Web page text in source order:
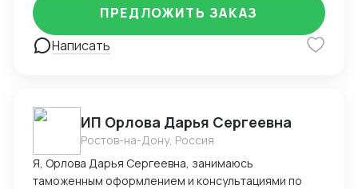
Написать
ПРЕДЛОЖИТЬ ЗАКАЗ
ИП Орлова Дарья Сергеевна
Ростов-на-Дону, Россия
Я, Орлова Дарья Сергеевна, занимаюсь
таможенным оформлением и консультациями по